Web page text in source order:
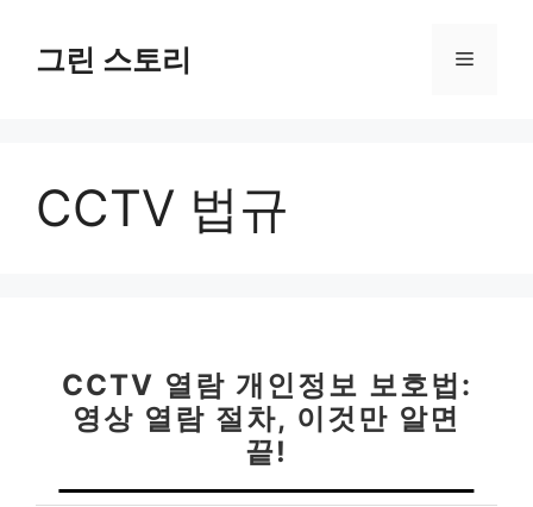
그린 스토리 메
CCTV 법규
CCTV 열람 개인정보 보호법:
영상 열람 절차, 이것만 알면
끝!